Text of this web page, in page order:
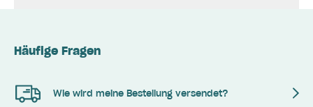
Häufige Fragen
Wie wird meine Bestellung versendet?